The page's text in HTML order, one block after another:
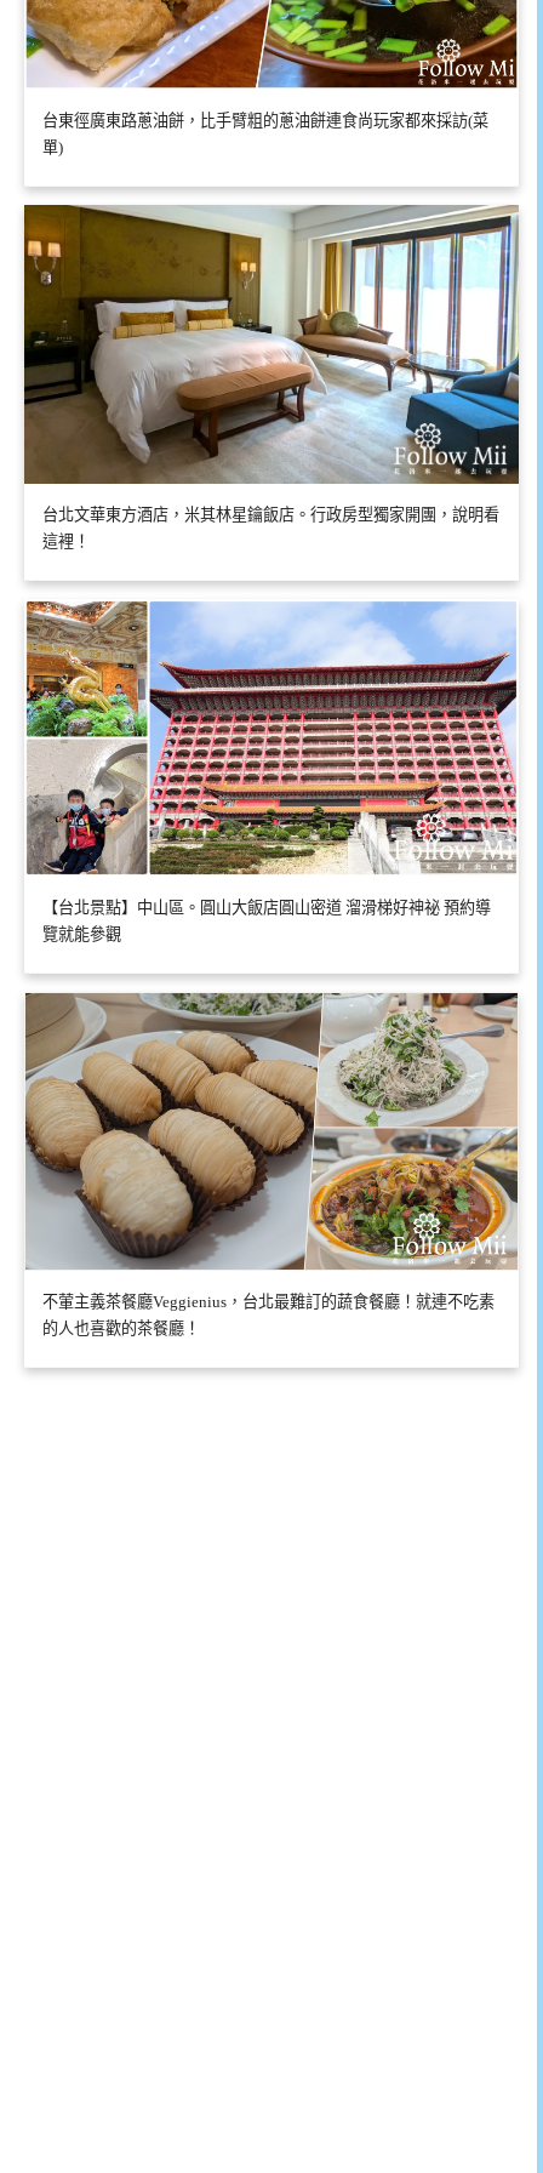
台東徑廣東路蔥油餅，比手臂粗的蔥油餅連食尚玩家都來採訪(菜
單)
台北文華東方酒店，米其林星鑰飯店。行政房型獨家開團，說明看
這裡！
【台北景點】中山區。圓山大飯店圓山密道 溜滑梯好神祕 預約導
覽就能參觀
不葷主義茶餐廳Veggienius，台北最難訂的蔬食餐廳！就連不吃素
的人也喜歡的茶餐廳！